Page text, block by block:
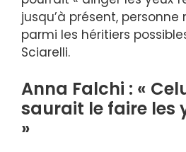
jusqu’à présent, personne
parmi les héritiers
Sciarelli.
Anna Falchi : «
saurait le faire les
»